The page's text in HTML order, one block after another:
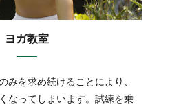
ヨガ教室
みを求め続けることにより、
なってしまいます。試練を乗